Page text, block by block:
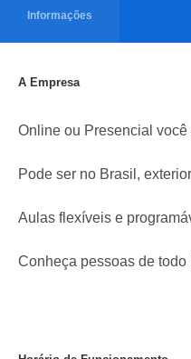
Informações
A Empresa
Online ou Presencial você
Pode ser no Brasil,
Aulas flexíveis e
Conheça pessoas de